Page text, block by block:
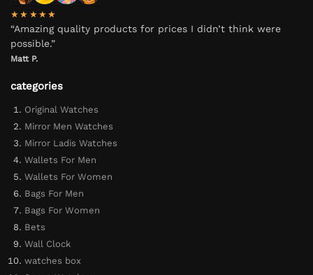
★★★★★
“Amazing quality products for prices I didn’t think were
possible.”
Matt P.
categories
Original Watches
Mirror Men Watches
Mirror Ladis Watches
Wallets For Men
Wallets For Women
Bags For Men
Bags For Women
Bets
Wall Clock
watches box